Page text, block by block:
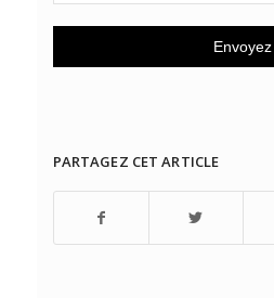
PARTAGEZ CET ARTICLE